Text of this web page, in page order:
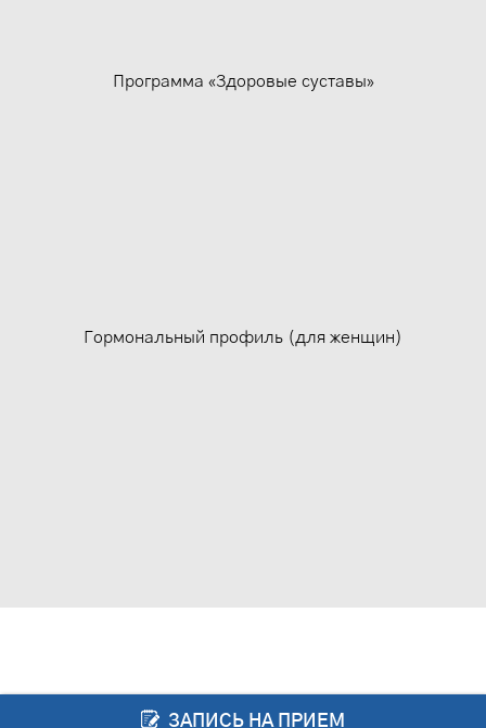
Программа «Здоровые суставы»
Гормональный профиль (для женщин)
ЗАПИСЬ НА ПРИЕМ